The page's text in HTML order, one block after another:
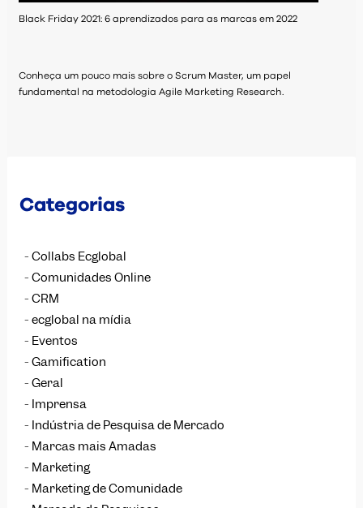
Black Friday 2021: 6 aprendizados para as marcas em 2022
Conheça um pouco mais sobre o Scrum Master, um papel
fundamental na metodologia Agile Marketing Research.
Categorias
Collabs Ecglobal
Comunidades Online
CRM
ecglobal na mídia
Eventos
Gamification
Geral
Imprensa
Indústria de Pesquisa de Mercado
Marcas mais Amadas
Marketing
Marketing de Comunidade